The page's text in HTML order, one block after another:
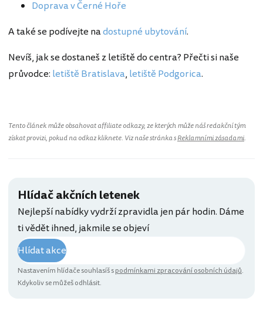
Doprava v Černé Hoře
A také se podívejte nadostupné ubytování.
Nevíš, jak se dostaneš z letiště do centra? Přečti si naše
průvodce: letiště Bratislava, letiště Podgorica.
Tento článek může obsahovat affiliate odkazy, ze kterých může náš redakční tým
získat provizi, pokud na odkaz kliknete. Viz naše stránka sReklamními zásadami.
Hlídač akčních letenek
Nejlepší nabídky vydrží zpravidla jen pár hodin. Dáme
ti vědět ihned, jakmile se objeví
Hlídat akce
Nastavením hlídače souhlasíš spodmínkami zpracování osobních údajů.
Kdykoliv se můžeš odhlásit.